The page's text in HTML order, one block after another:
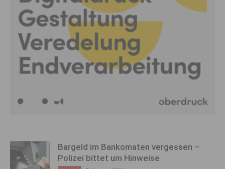
Bargeld im Bankomaten vergessen –
Polizei bittet um Hinweise